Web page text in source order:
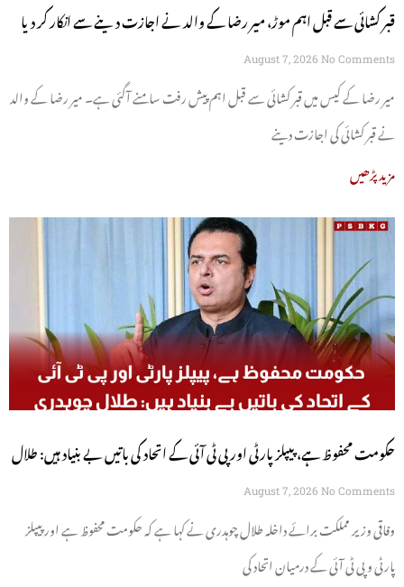
قبر کشائی سے قبل اہم موڑ، میر رضا کے والد نے اجازت دینے سے انکار کر دیا
August 7, 2026 No Comments
میر رضا کے کیس میں قبر کشائی سے قبل اہم پیش رفت سامنے آگئی ہے۔ میر رضا کے والد
نے قبر کشائی کی اجازت دینے
مزید پڑھیں
حکومت محفوظ ہے، پیپلز پارٹی اور پی ٹی آئی کے اتحاد کی باتیں بے بنیاد ہیں: طلال
چوہدری
August 7, 2026 No Comments
وفاقی وزیر مملکت برائے داخلہ طلال چوہدری نے کہا ہے کہ حکومت محفوظ ہے اور پیپلز
پارٹی و پی ٹی آئی کے درمیان اتحاد کی